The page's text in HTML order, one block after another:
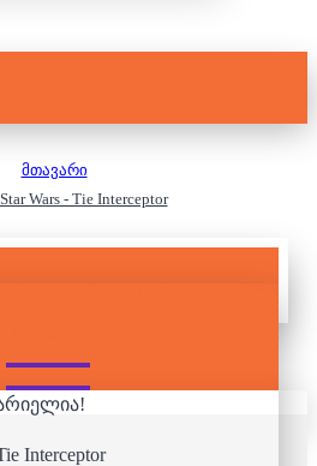
მთავარი
Wars - Tie Interceptor
WARS - TIE